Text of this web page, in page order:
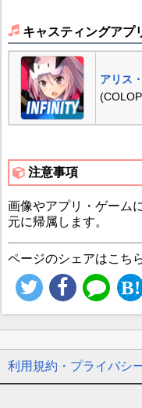
キャスティングアプ
アリス
注意事項
画像やアプリ・ゲーム
元に帰属します。
ページのシェアはこち
利用規約・プライバシ